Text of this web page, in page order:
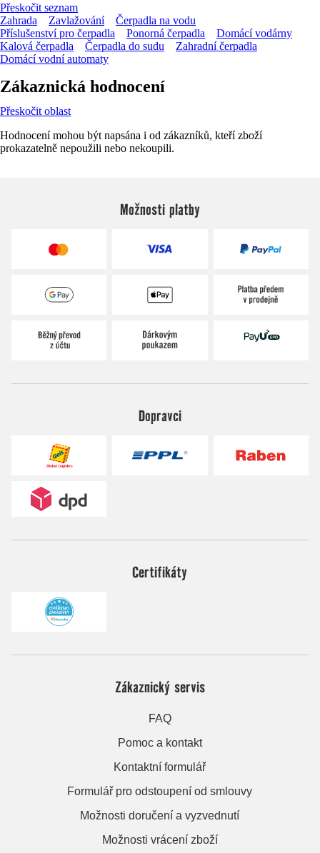
Přeskočit seznam
Zahrada
Zavlažování
Čerpadla na vodu
Příslušenství pro čerpadla
Ponorná čerpadla
Domácí vodárny
Kalová čerpadla
Čerpadla do sudu
Zahradní čerpadla
Domácí vodní automaty
Zákaznická hodnocení
Přeskočit oblast
Hodnocení mohou být napsána i od zákazníků, kteří zboží
prokazatelně nepoužili nebo nekoupili.
Možnosti platby
Dopravci
Certifikáty
Zákaznický servis
FAQ
Pomoc a kontakt
Kontaktní formulář
Formulář pro odstoupení od smlouvy
Možnosti doručení a vyzvednutí
Možnosti vrácení zboží